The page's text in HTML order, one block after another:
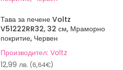
Тава за печене Voltz
V51222RR32, 32 см, Мраморно
покритие, Червен
Производител: Voltz
12,99лв. (6,64€)